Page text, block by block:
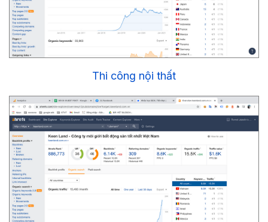
Thi công nội thất